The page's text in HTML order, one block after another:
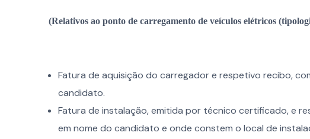
(Relativos ao ponto de carregamento de veículos elétricos
Fatura de aquisição do carregador e respetivo recibo,
candidato.
Fatura de instalação, emitida por técnico certificado, e
em nome do candidato e onde constem o local de